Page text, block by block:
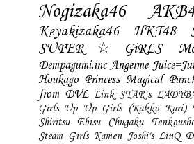
Nogizaka46
Keyakizaka46 HKT48
SUPER☆GiRLS
Dempagumi.inc Angerme
Houkago Princess Magical
from DVL Link STAR`s
Girls Up Up Girls (Kakko Kari)
Shiritsu Ebisu Chugaku
Steam Girls Kamen Joshi's LinQ